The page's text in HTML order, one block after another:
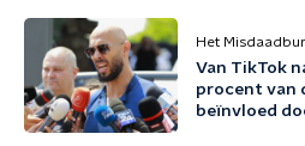
Het
Van TikTok
procent van
beïnvloed